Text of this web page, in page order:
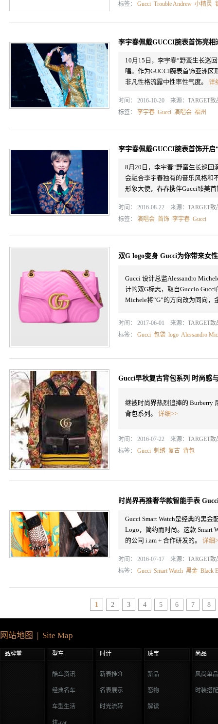
标签： Gucci Trouble Andrew 小精灵
李宇春佩戴GUCCI腕表首饰亮相
10月15日，李宇春“野蛮生长巡
唱。作为GUCCI腕表首饰亚洲区
非凡性格流露中性率性气度。 详
时间： 2016-10-20 来源： TARGET致
标签： 李宇春 Gucci 演唱会 福州
李宇春佩戴GUCCI腕表首饰开启
8月20日，李宇春“野蛮生长巡回
会融合李宇春独有的音乐风格和
形象大使，春春携伴Gucci臻美
时间： 2016-08-22 来源： TARGET致
标签： 演唱会 首饰 李宇春 Gucci
双G logo变身 Gucci为你带来女
Gucci 设计总监Alessandro
计的双G标志，取自Guccio
Michele将“G”的方向改为同向
时间： 2017-06-01 来源： TARGET致
标签： Gucci 包袋 logo Alessandro
Gucci早秋复古背包系列 时尚感
继被时尚界热烈追捧的 Burberry
背包系列。 详细>>
时间： 2016-07-22 来源： TARGET致
标签： Gucci 刺绣 复古 背包
时尚界再推奢华款智能手表
Gucci Smart Watch是经典的黑
Logo，简约而时尚。这款 Smart
的公司 i.am + 合作研发的。 详细
时间： 2016-07-17 来源： TARGET致
标签： Gucci Smart Watch 黑金 Black
1 2 3 4 5 6 7 8
网站地图 | Site Map
品牌堂 型车 时计 珠宝 尚品
酷车资讯
经典名车
车型生活
炫-car
新表推介
名表展示
时光流转
新品
恋物
解读
风尚单品
时装搭配